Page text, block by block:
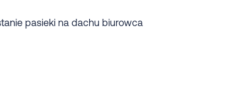
pasieki na dachu biurowca